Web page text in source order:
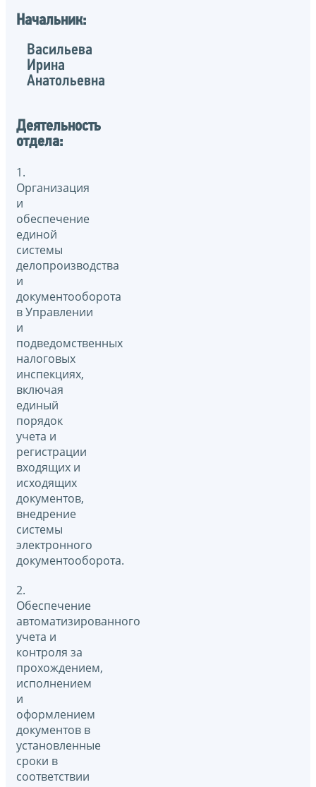
Начальник:
Васильева
Ирина
Анатольевна
Деятельность
отдела:
1.
Организация
и
обеспечение
единой
системы
делопроизводства
и
документооборота
в Управлении
и
подведомственных
налоговых
инспекциях,
включая
единый
порядок
учета и
регистрации
входящих и
исходящих
документов,
внедрение
системы
электронного
документооборота.
2.
Обеспечение
автоматизированного
учета и
контроля за
прохождением,
исполнением
и
оформлением
документов в
установленные
сроки в
соответствии